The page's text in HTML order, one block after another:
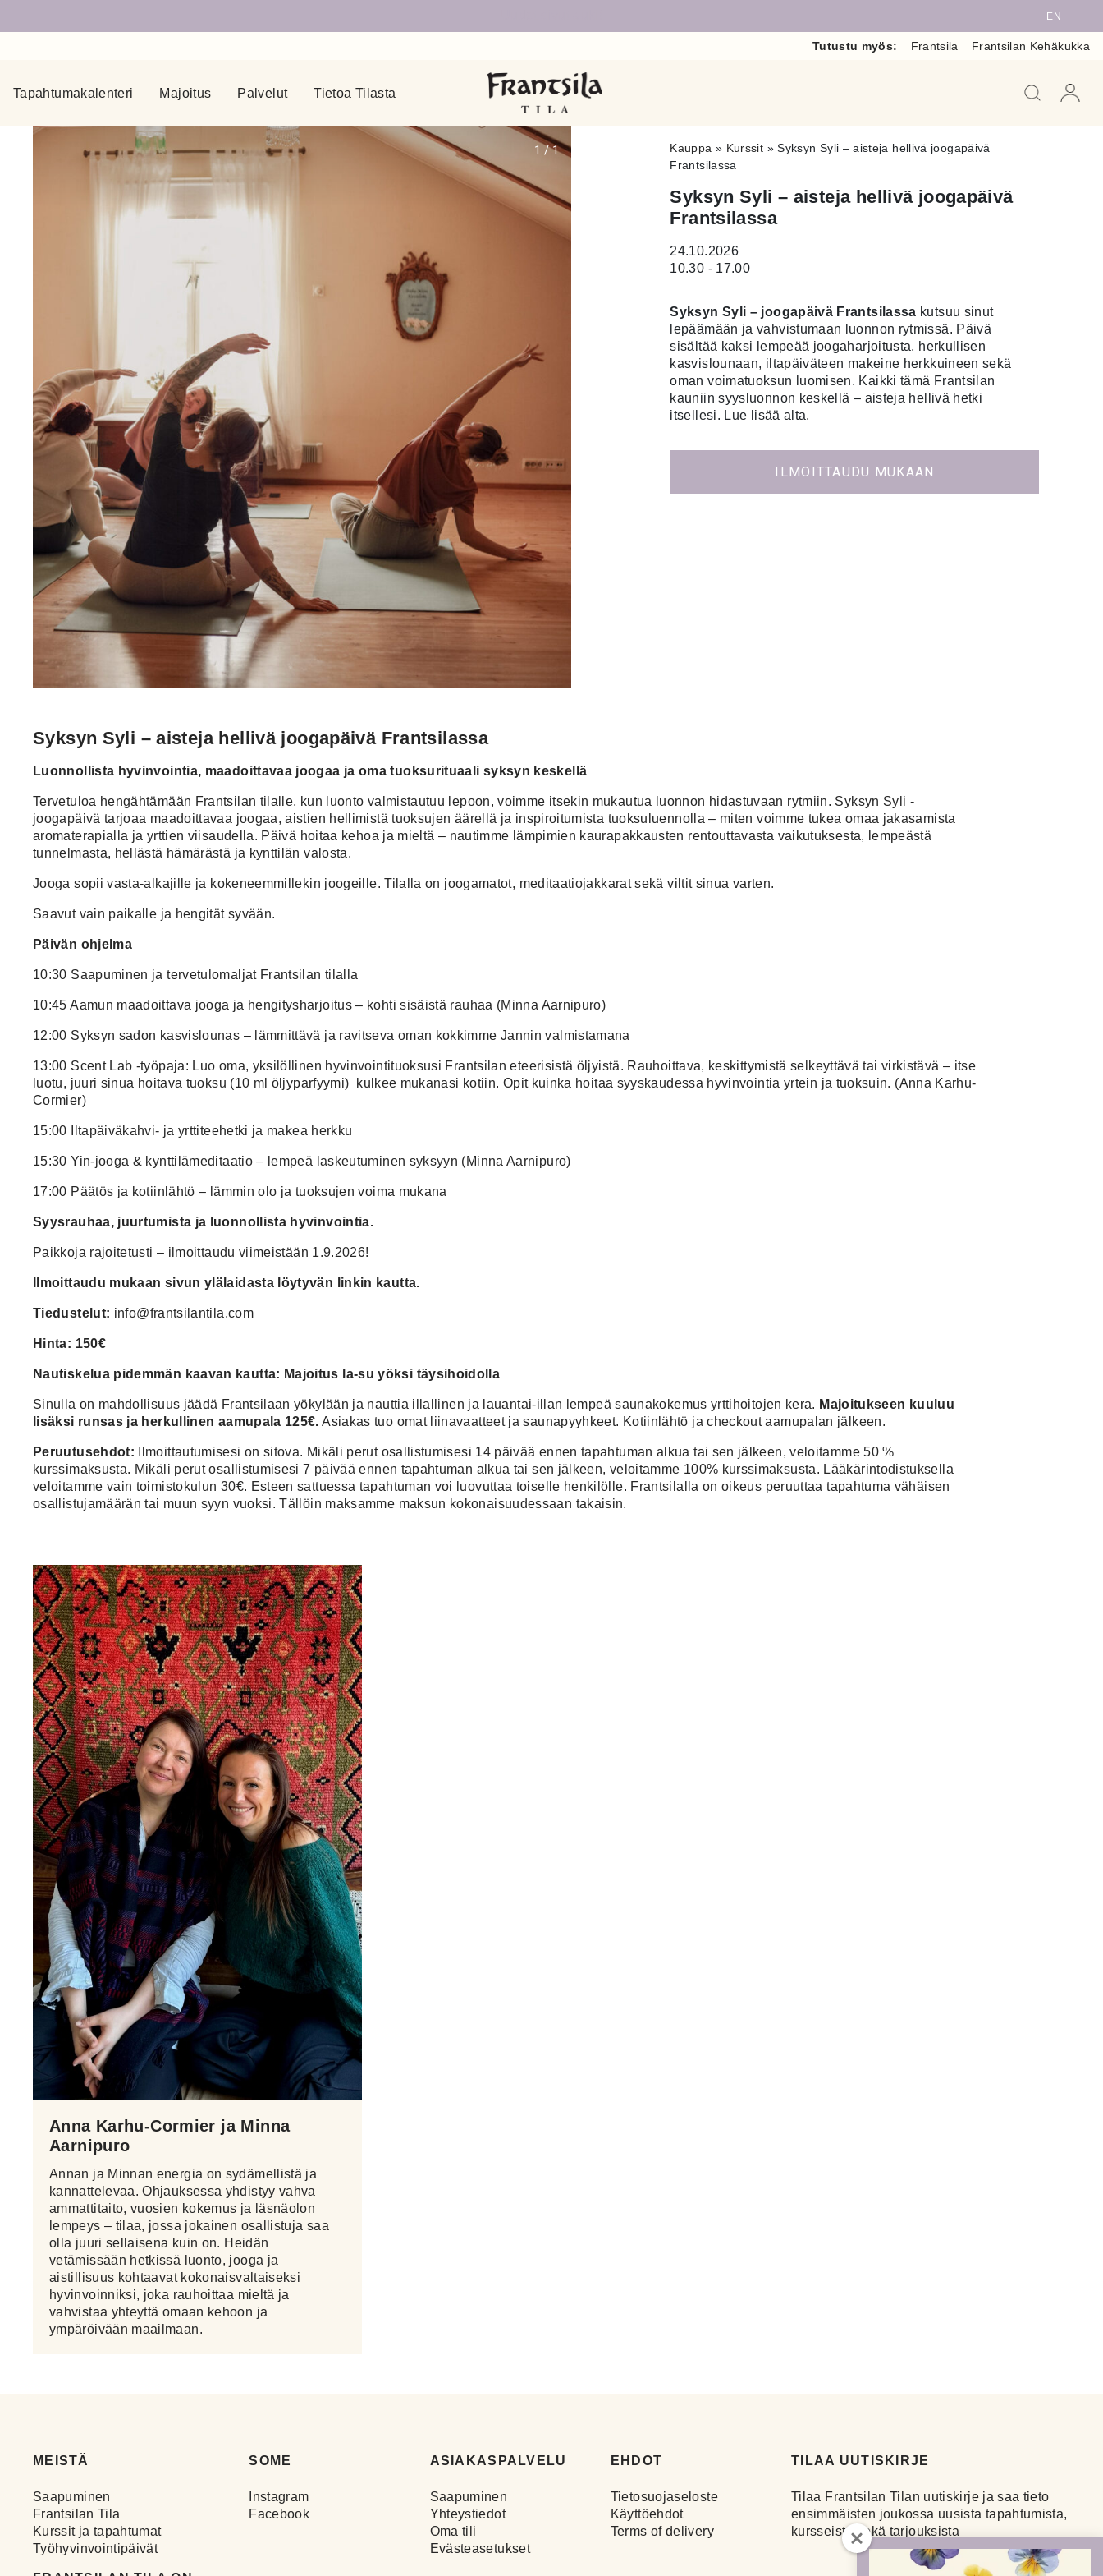
EN
Tutustu myös: Frantsila Frantsilan Kehäkukka
Tapahtumakalenteri Majoitus Palvelut Tietoa Tilasta When
1 /1 Kauppa » Kurssit »Syksyn Syli – aisteja hellivä joogapäivä
Frantsilassa
Syksyn Syli – aisteja hellivä joogapäivä
Frantsilassa
24.10.2026
10.30 - 17.00
Syksyn Syli – joogapäivä Frantsilassa kutsuu sinut
lepäämään ja vahvistumaan luonnon rytmissä. Päivä
sisältää kaksi lempeää joogaharjoitusta, herkullisen
kasvislounaan, iltapäiväteen makeine herkkuineen sekä
oman voimatuoksun luomisen. Kaikki tämä Frantsilan
kauniin syysluonnon keskellä – aisteja hellivä hetki
itsellesi. Lue lisää alta.
ILMOITTAUDU MUKAAN
Syksyn Syli – aisteja hellivä joogapäivä Frantsilassa
Luonnollista hyvinvointia, maadoittavaa joogaa ja oma tuoksurituaali syksyn keskellä
Tervetuloa hengähtämään Frantsilan tilalle, kun luonto valmistautuu lepoon, voimme itsekin mukautua luonnon hidastuvaan rytmiin. Syksyn Syli -
joogapäivä tarjoaa maadoittavaa joogaa, aistien hellimistä tuoksujen äärellä ja inspiroitumista tuoksuluennolla – miten voimme tukea omaa jakasamista
aromaterapialla ja yrttien viisaudella. Päivä hoitaa kehoa ja mieltä – nautimme lämpimien kaurapakkausten rentouttavasta vaikutuksesta, lempeästä
tunnelmasta, hellästä hämärästä ja kynttilän valosta.
Jooga sopii vasta-alkajille ja kokeneemmillekin joogeille. Tilalla on joogamatot, meditaatiojakkarat sekä viltit sinua varten.
Saavut vain paikalle ja hengität syvään.
Päivän ohjelma
10:30 Saapuminen ja tervetulomaljat Frantsilan tilalla
10:45 Aamun maadoittava jooga ja hengitysharjoitus – kohti sisäistä rauhaa (Minna Aarnipuro)
12:00 Syksyn sadon kasvislounas – lämmittävä ja ravitseva oman kokkimme Jannin valmistamana
13:00 Scent Lab -työpaja: Luo oma, yksilöllinen hyvinvointituoksusi Frantsilan eteerisistä öljyistä. Rauhoittava, keskittymistä selkeyttävä tai virkistävä – itse
luotu, juuri sinua hoitava tuoksu (10 ml öljyparfyymi) kulkee mukanasi kotiin. Opit kuinka hoitaa syyskaudessa hyvinvointia yrtein ja tuoksuin. (Anna Karhu-
Cormier)
15:00 Iltapäiväkahvi- ja yrttiteehetki ja makea herkku
15:30 Yin-jooga & kynttilämeditaatio – lempeä laskeutuminen syksyyn (Minna Aarnipuro)
17:00 Päätös ja kotiinlähtö – lämmin olo ja tuoksujen voima mukana
Syysrauhaa, juurtumista ja luonnollista hyvinvointia.
Paikkoja rajoitetusti – ilmoittaudu viimeistään 1.9.2026!
Ilmoittaudu mukaan sivun ylälaidasta löytyvän linkin kautta.
Tiedustelut: info@frantsilantila.com
Hinta: 150€
Nautiskelua pidemmän kaavan kautta: Majoitus la-su yöksi täysihoidolla
Sinulla on mahdollisuus jäädä Frantsilaan yökylään ja nauttia illallinen ja lauantai-illan lempeä saunakokemus yrttihoitojen kera. Majoitukseen kuuluu
lisäksi runsas ja herkullinen aamupala 125€. Asiakas tuo omat liinavaatteet ja saunapyyhkeet. Kotiinlähtö ja checkout aamupalan jälkeen.
Peruutusehdot: Ilmoittautumisesi on sitova. Mikäli perut osallistumisesi 14 päivää ennen tapahtuman alkua tai sen jälkeen, veloitamme 50 %
kurssimaksusta. Mikäli perut osallistumisesi 7 päivää ennen tapahtuman alkua tai sen jälkeen, veloitamme 100% kurssimaksusta. Lääkärintodistuksella
veloitamme vain toimistokulun 30€. Esteen sattuessa tapahtuman voi luovuttaa toiselle henkilölle. Frantsilalla on oikeus peruuttaa tapahtuma vähäisen
osallistujamäärän tai muun syyn vuoksi. Tällöin maksamme maksun kokonaisuudessaan takaisin.
Anna Karhu-Cormier ja Minna
Aarnipuro
Annan ja Minnan energia on sydämellistä ja
kannattelevaa. Ohjauksessa yhdistyy vahva
ammattitaito, vuosien kokemus ja läsnäolon
lempeys – tilaa, jossa jokainen osallistuja saa
olla juuri sellaisena kuin on. Heidän
vetämissään hetkissä luonto, jooga ja
aistillisuus kohtaavat kokonaisvaltaiseksi
hyvinvoinniksi, joka rauhoittaa mieltä ja
vahvistaa yhteyttä omaan kehoon ja
ympäröivään maailmaan.
MEISTÄ
Saapuminen
Frantsilan Tila
Kurssit ja tapahtumat
Työhyvinvointipäivät
SOME
Instagram
Facebook
ASIAKASPALVELU
Saapuminen
Yhteystiedot
Oma tili
Evästeasetukset
EHDOT
Tietosuojaseloste
Käyttöehdot
Terms of delivery
TILAA UUTISKIRJE
Tilaa Frantsilan Tilan uutiskirje ja saa tieto
ensimmäisten joukossa uusista tapahtumista,
kursseista sekä tarjouksista